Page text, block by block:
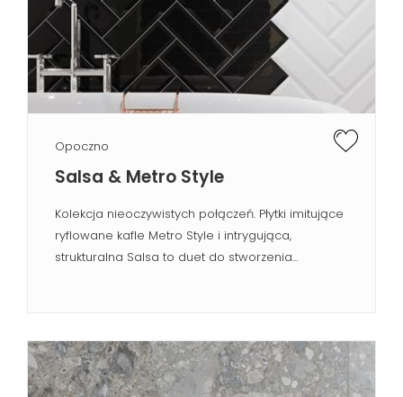
Opoczno
Salsa & Metro Style
Kolekcja nieoczywistych połączeń. Płytki imitujące
ryflowane kafle Metro Style i intrygująca,
strukturalna Salsa to duet do stworzenia...